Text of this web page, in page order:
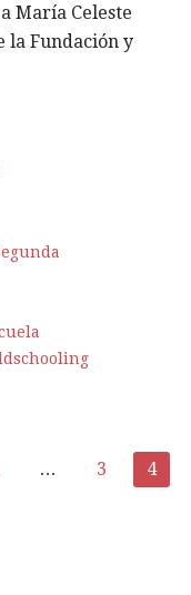
María Celeste
la Fundación y
… 3 4